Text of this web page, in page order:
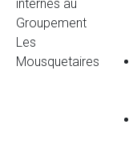
internes au
Groupement
Les
Mousquetaires